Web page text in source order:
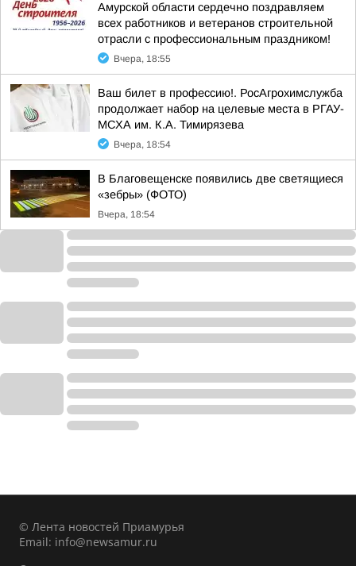
Амурской области сердечно поздравляем
всех работников и ветеранов строительной
отрасли с профессиональным праздником!
Вчера, 18:55
Ваш билет в профессию!. РосАгрохимслужба
продолжает набор на целевые места в РГАУ-
МСХА им. К.А. Тимирязева
Вчера, 18:54
В Благовещенске появились две светящиеся
«зебры» (ФОТО)
Вчера, 18:54
© Лента новостей Приамурья
Email: info@newsamur.ru